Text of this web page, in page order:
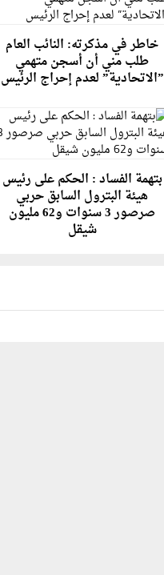
خاطر في مذكرته: النائب العام
طلب مني أن أسجن متهمي
”الاتحادية” لعدم إحراج الرئيس
بتهمة الفساد : الحكم على رئيس
هيئة البترول السابق حربي
صرصور 3 سنوات و62 مليون
شيقل